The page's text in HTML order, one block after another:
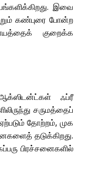
இவை
கண்புரை போன்ற
குறைக்க
ஃப்ரீ
சருமத்தைப்
தோற்றம், முக
தடுக்கிறது.
பிரச்சனைகளில்